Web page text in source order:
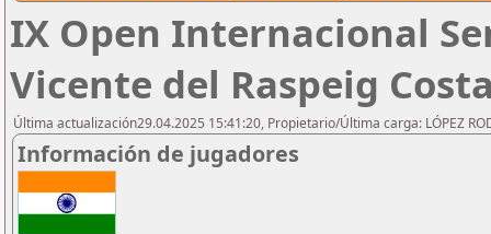
IX Open Internacional
Vicente del Raspeig
Última actualización29.04.2025 15:41:20, Propietario/Última carga: LÓPEZ
Información de jugadores